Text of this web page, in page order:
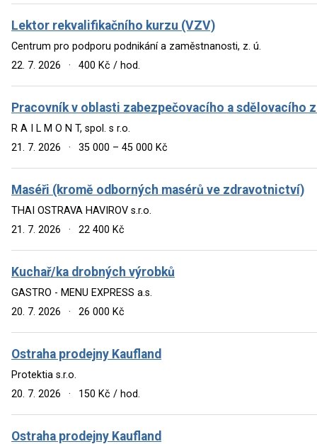
Lektor rekvalifikačního kurzu (VZV)
Centrum pro podporu podnikání a zaměstnanosti, z. ú.
22. 7. 2026
· 400 Kč / hod.
Pracovník v oblasti zabezpečovacího a sdělovacího
R A I L M O N T, spol. s r.o.
21. 7. 2026
· 35 000 – 45 000 Kč
Maséři (kromě odborných masérů ve zdravotnictví)
THAI OSTRAVA HAVIROV s.r.o.
21. 7. 2026
· 22 400 Kč
Kuchař/ka drobných výrobků
GASTRO - MENU EXPRESS a.s.
20. 7. 2026
· 26 000 Kč
Ostraha prodejny Kaufland
Protektia s.r.o.
20. 7. 2026
· 150 Kč / hod.
Ostraha prodejny Kaufland